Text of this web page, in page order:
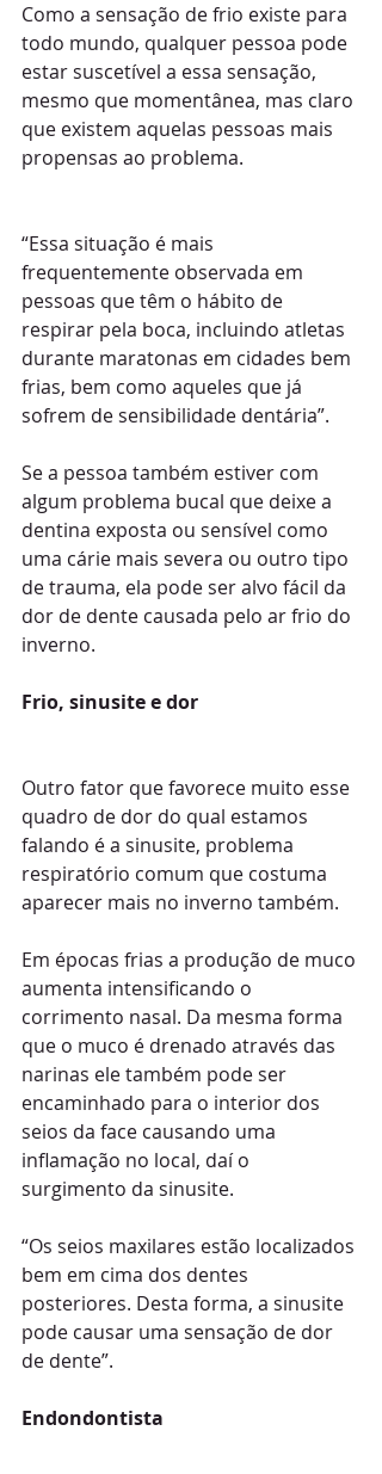
Como a sensação de frio existe para
todo mundo, qualquer pessoa pode
estar suscetível a essa sensação,
mesmo que momentânea, mas claro
que existem aquelas pessoas mais
propensas ao problema.
“Essa situação é mais
frequentemente observada em
pessoas que têm o hábito de
respirar pela boca, incluindo atletas
durante maratonas em cidades bem
frias, bem como aqueles que já
sofrem de sensibilidade dentária”.
Se a pessoa também estiver com
algum problema bucal que deixe a
dentina exposta ou sensível como
uma cárie mais severa ou outro tipo
de trauma, ela pode ser alvo fácil da
dor de dente causada pelo ar frio do
inverno.
Frio, sinusite e dor
Outro fator que favorece muito esse
quadro de dor do qual estamos
falando é a sinusite, problema
respiratório comum que costuma
aparecer mais no inverno também.
Em épocas frias a produção de muco
aumenta intensificando o
corrimento nasal. Da mesma forma
que o muco é drenado através das
narinas ele também pode ser
encaminhado para o interior dos
seios da face causando uma
inflamação no local, daí o
surgimento da sinusite.
“Os seios maxilares estão localizados
bem em cima dos dentes
posteriores. Desta forma, a sinusite
pode causar uma sensação de dor
de dente”.
Endondontista